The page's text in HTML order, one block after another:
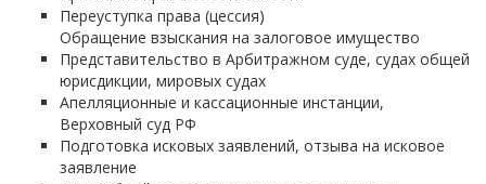
Переуступка права (цессия)
Обращение взыскания на залоговое имущество
Представительство в Арбитражном суде, судах общей
юрисдикции, мировых судах
Апелляционные и кассационные инстанции,
Верховный суд РФ
Подготовка исковых заявлений, отзыва на исковое
заявление